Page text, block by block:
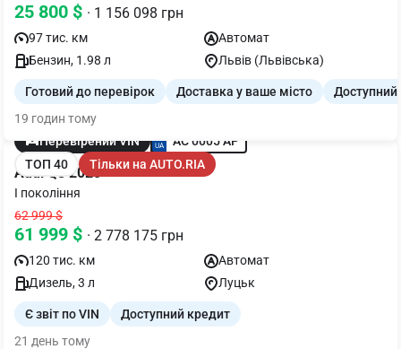
25 800 $ · 1 156 098 грн
97 тис. км
Автомат
Бензин, 1.98 л
Львів (Львівська)
Готовий до перевірок Доставка у ваше місто
Доступний
19 годин тому
Перевірений VIN
AC 0005 AP
ТОП 40
Тільки на AUTO.RIA
Audi Q8 2020
I покоління
62 999 $
61 999 $ · 2 778 175 грн
120 тис. км
Автомат
Дизель, 3 л
Луцьк
Є звіт по VIN
Доступний кредит
21 день тому